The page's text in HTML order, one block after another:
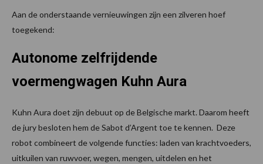
Aan de onderstaande vernieuwingen zijn een zilveren hoef
toegekend:
Autonome zelfrijdende
voermengwagen Kuhn Aura
Kuhn Aura doet zijn debuut op de Belgische markt. Daarom heeft
de jury besloten hem de Sabot d’Argent toe te kennen. Deze
robot combineert de volgende functies: laden van krachtvoeders,
uitkuilen van ruwvoer, wegen, mengen, uitdelen en het